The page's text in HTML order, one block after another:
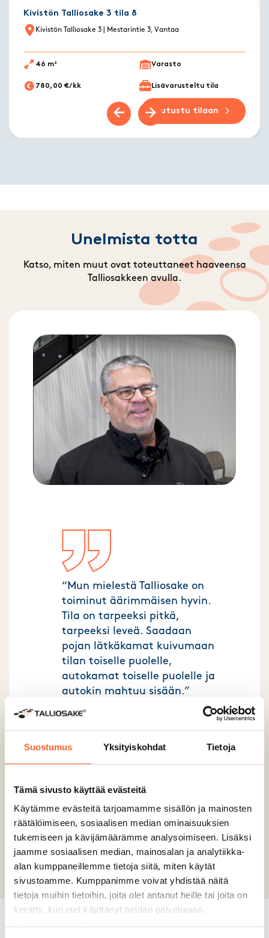
Suostumus Yksityiskohdat Tietoja
Tämä sivusto käyttää evästeitä
Käytämme evästeitä tarjoamamme sisällön ja mainosten
räätälöimiseen, sosiaalisen median ominaisuuksien
tukemiseen ja kävijämäärämme analysoimiseen. Lisäksi
jaamme sosiaalisen median, mainosalan ja analytiikka-
alan kumppaneillemme tietoja siitä, miten käytät
sivustoamme. Kumppanimme voivat yhdistää näitä
tietoja muihin tietoihin, joita olet antanut heille tai joita on
kerätty, kun olet käyttänyt heidän palvelujaan.
Kivistön Talliosake 3 tila 8
Kivistön Talliosake 3 | Mestarintie 3, Vantaa
46 m² Varasto
780,00 €/kk Lisävarusteltu tila
Tutustu tilaan
Previous slide
Next slide
Unelmista totta
Katso, miten muut ovat toteuttaneet haaveensa
Talliosakkeen avulla.
“Mun mielestä Talliosake on
toiminut äärimmäisen hyvin.
Tila on tarpeeksi pitkä,
tarpeeksi leveä. Saadaan
pojan lätkäkamat kuivumaan
tilan toiselle puolelle,
autokamat toiselle puolelle ja
autokin mahtuu sisään.”
Kimmo Maijala
Previous slide
Next slide
Miksi valitaTalliosake?